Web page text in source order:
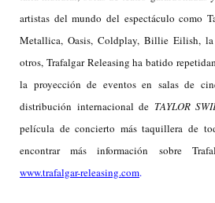
artistas del mundo del espectáculo como
Metallica, Oasis, Coldplay, Billie Eilish, la
otros, Trafalgar Releasing ha batido
la proyección de eventos en salas de
distribución internacional de TAYLOR
película de concierto más taquillera de
encontrar más información sobre
www.trafalgar-releasing.com.